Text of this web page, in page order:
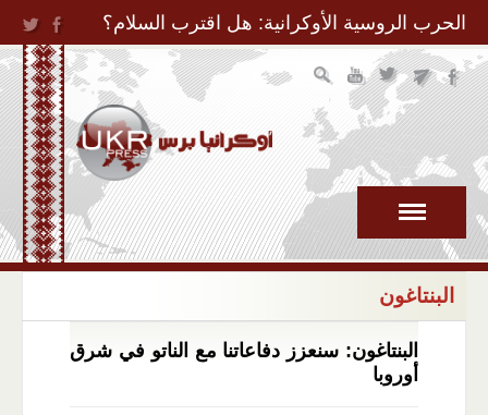
Jump to Navigation
الحرب الروسية الأوكرانية: هل اقترب السلام؟
البنتاغون
البنتاغون: سنعزز دفاعاتنا مع الناتو في شرق
أوروبا